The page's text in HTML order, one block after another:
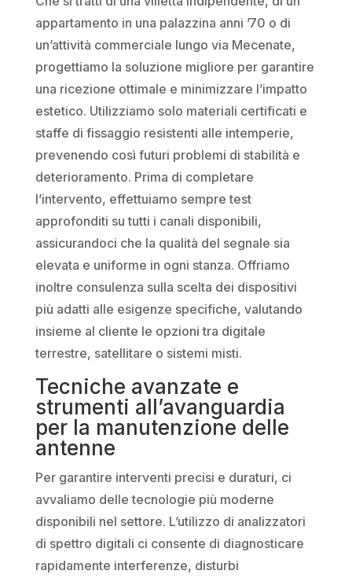
appartamento in una palazzina anni ’70 o di
un’attività commerciale lungo via Mecenate,
progettiamo la soluzione migliore per garantire
una ricezione ottimale e minimizzare l’impatto
estetico. Utilizziamo solo materiali certificati e
staffe di fissaggio resistenti alle intemperie,
prevenendo così futuri problemi di stabilità e
deterioramento. Prima di completare
l’intervento, effettuiamo sempre test
approfonditi su tutti i canali disponibili,
assicurandoci che la qualità del segnale sia
elevata e uniforme in ogni stanza. Offriamo
inoltre consulenza sulla scelta dei dispositivi
più adatti alle esigenze specifiche, valutando
insieme al cliente le opzioni tra digitale
terrestre, satellitare o sistemi misti.
Tecniche avanzate e
strumenti all’avanguardia
per la manutenzione delle
antenne
Per garantire interventi precisi e duraturi, ci
avvaliamo delle tecnologie più moderne
disponibili nel settore. L’utilizzo di analizzatori
di spettro digitali ci consente di diagnosticare
rapidamente interferenze, disturbi